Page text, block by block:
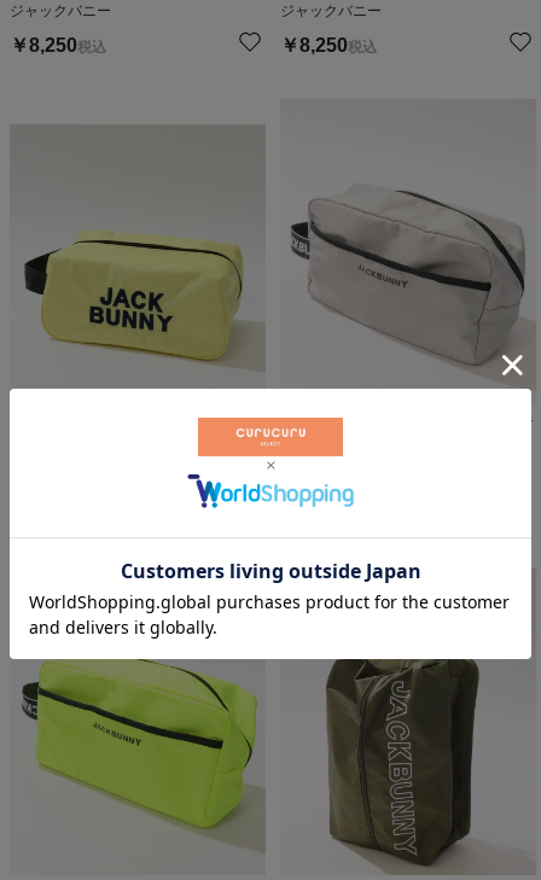
ジャックバニー
￥8,250税込
ジャックバニー
￥8,250税込
ジャガードロゴテープシューズケ